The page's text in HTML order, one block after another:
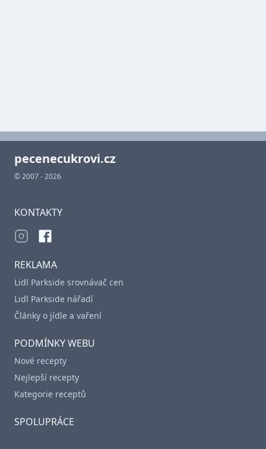
pecenecukrovi.cz
© 2007 - 2026
KONTAKTY
REKLAMA
Lidl Parkside srovnávač cen
Lidl Parkside nářadí
Články o jídle a vaření
PODMÍNKY WEBU
Nové recepty
Nejlepší recepty
Kategorie receptů
SPOLUPRÁCE